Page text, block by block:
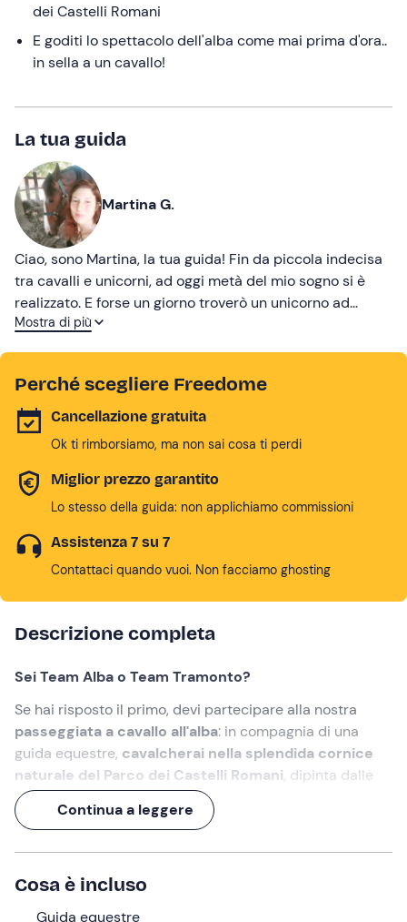
dei Castelli Romani
E goditi lo spettacolo dell'alba come mai prima d'ora..
in sella a un cavallo!
La tua guida
Martina G.
Ciao, sono Martina, la tua guida! Fin da piccola indecisa
tra cavalli e unicorni, ad oggi metà del mio sogno si è
realizzato. E forse un giorno troverò un unicorno ad
aspettarmi nel bosco, ma nel frattempo cavalchiamo
Mostra di più
Perché scegliere Freedome
Cancellazione gratuita
Ok ti rimborsiamo, ma non sai cosa ti perdi
Miglior prezzo garantito
Lo stesso della guida: non applichiamo commissioni
Assistenza 7 su 7
Contattaci quando vuoi. Non facciamo ghosting
Descrizione completa
Sei Team Alba o Team Tramonto?
Se hai risposto il primo, devi partecipare alla nostra
passeggiata a cavallo all'alba: in compagnia di una
guida equestre, cavalcherai nella splendida cornice
naturale del Parco dei Castelli Romani, dipinta dalle
calde sfumature del sorgere del sole.
Un'esperienza di 1 ora, per iniziare la giornata al meglio!
L'appuntamento è10 minuti prima dell'orario
Continua a leggere
Cosa è incluso
Guida equestre